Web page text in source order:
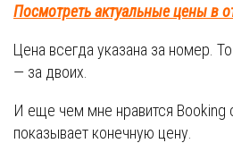
Посмотреть актуальные цены в
Цена всегда указана за номер.
— за двоих.
И еще чем мне нравится Booking
показывает конечную цену.